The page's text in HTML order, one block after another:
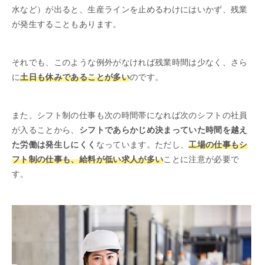
水など）が出ると、生産ラインを止めるわけにはいかず、残業
が発生することもあります。
それでも、このような例外がなければ残業時間は少なく、さら
に土日も休みであることが多いのです。
また、シフト制の仕事も次の時間帯になれば次のシフトの社員
が入ることから、 シフトであらかじめ決まっていた時間を越え
た労働は発生しにくく なっています。ただし、工場の仕事もシ
フト制の仕事も、給料が低い求人が多いことに注意が必要で
す。